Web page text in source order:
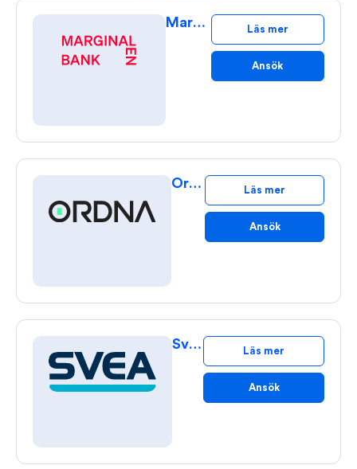
Marginalen Bolån Läs mer
Ansök
Ordna Bolån Läs mer
Ansök
Svea Bolån Läs mer
Ansök